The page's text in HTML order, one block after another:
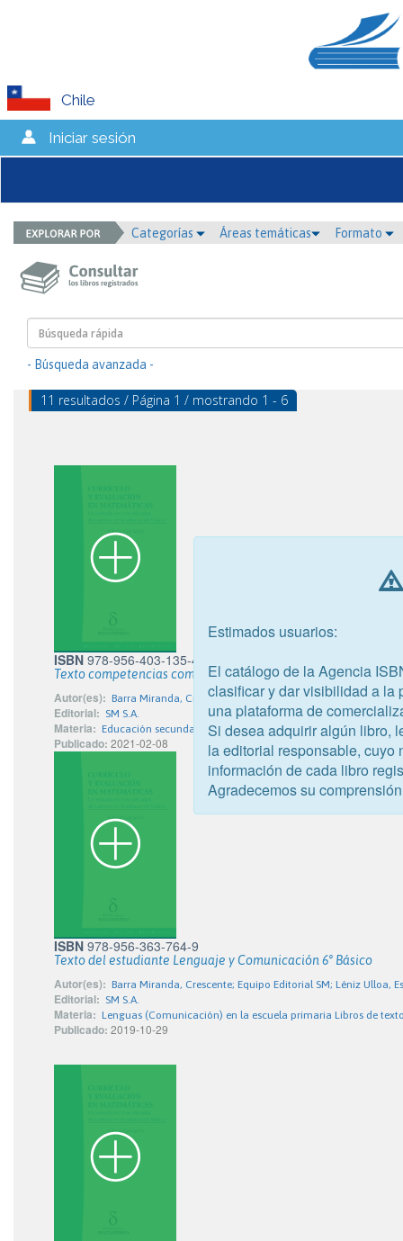
Chile
Iniciar sesión
Categorías Áreas temáticas Formato
- Búsqueda avanzada -
11 resultados / Página 1 / mostrando 1 - 6
ISBN 978-956-403-135-4
Texto competencias comprensión de lectura 8
Autor(es): Barra Miranda, Crescente; Piñones Araya, Yanira; Venegas
Editorial: SM S.A.
Materia: Educación secundaria
Publicado: 2021-02-08
ISBN 978-956-363-764-9
Texto del estudiante Lenguaje y Comunicación 6° Básico
Autor(es): Barra Miranda, Crescente; Equipo Editorial SM; Léniz Ulloa,
Editorial: SM S.A.
Materia: Lenguas (Comunicación) en la escuela primaria Libros de
Publicado: 2019-10-29
Estimados usuarios:
El catálogo de la Agencia
clasificar y dar visibilidad a la
una plataforma de
Si desea adquirir algún libro,
la editorial responsable, cuyo
información de cada libro
Agradecemos su